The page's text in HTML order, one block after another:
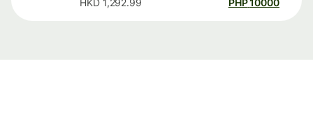
10000
PHP
1,292.99
HKD